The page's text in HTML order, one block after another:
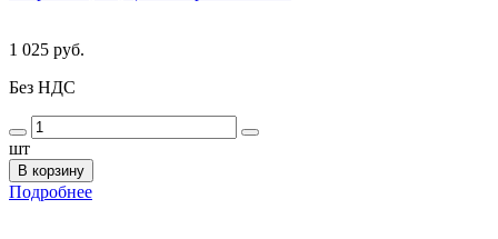
1 025 руб.
Без НДС
шт
В корзину
Подробнее